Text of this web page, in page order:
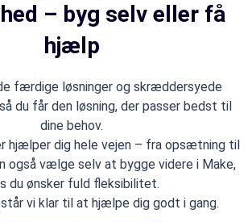
– byg selv eller få
hjælp
færdige løsninger og skræddersyede
du får den løsning, der passer bedst til
dine behov.
hjælper dig hele vejen – fra opsætning til
også vælge selv at bygge videre i Make,
du ønsker fuld fleksibilitet.
vi klar til at hjælpe dig godt i gang.